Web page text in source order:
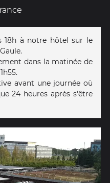
18h à notre hôtel sur le
dans la matinée de
avant une journée où
24 heures après s'être